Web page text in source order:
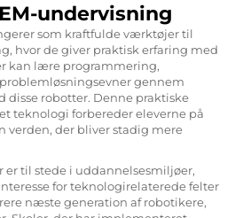
undervisning
som kraftfulde værktøjer til
hvor de giver praktisk erfaring med
kan lære programmering,
gennem
disse robotter. Denne praktiske
teknologi forbereder eleverne på
verden, der bliver stadig mere
til stede i uddannelsesmiljøer,
for teknologirelaterede felter
næste generation af robotikere,